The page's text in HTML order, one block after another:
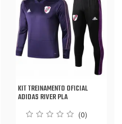
KIT TREINAMENTO OFICIAL
ADIDAS RIVER PLA
(0)